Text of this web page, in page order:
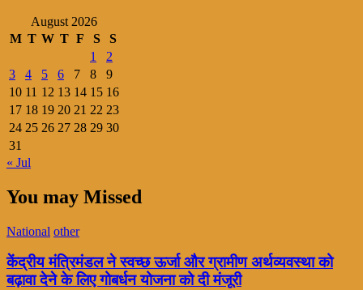
August 2026
M T W T F S
S
1
2
3
4 5 6 7 8
9
10 11 12 13 14 15 16
17 18 19 20 21 22 23
24 25 26 27 28 29 30
31
« Jul
You may Missed
National other
केंद्रीय मंत्रिमंडल ने स्वच्छ ऊर्जा और ग्रामीण अर्थव्यवस्था को
बढ़ावा देने के लिए गोबर्धन योजना को दी मंजूरी